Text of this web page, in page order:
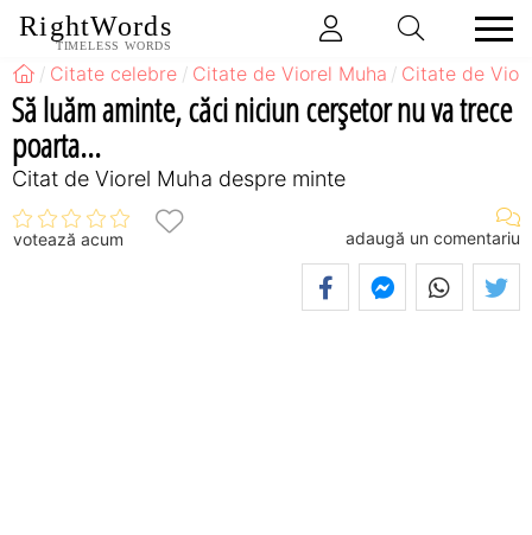
RightWords
TIMELESS WORDS
Citate celebre Citate de Viorel Muha Citate de
Să luăm aminte, căci niciun cerşetor nu va trece
poarta...
Citat de Viorel Muha despre minte
votează acum adaugă un comentariu